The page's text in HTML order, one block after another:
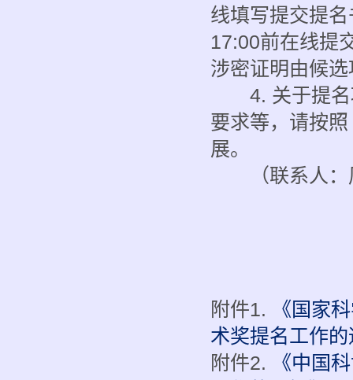
线填写提交提
17:00前在线提
涉密证明由候
4. 关于提名
要求等，请按
展。
（联系人：
附件1.
《国家
术奖提名工作
附件2.
《中国